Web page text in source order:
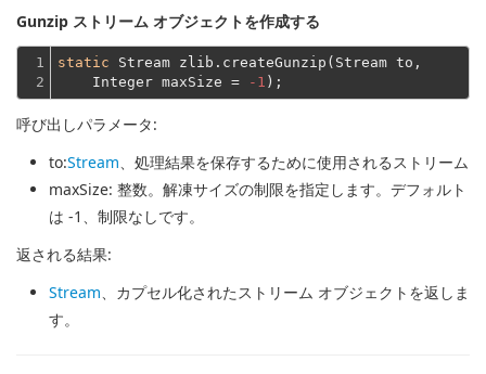
Gunzip ストリーム オブジェクトを作成する
1
2
static Stream zlib.createGunzip(Stream to,
    Integer maxSize =
-1
呼び出しパラメータ:
to:Stream、処理結果を保存するために使用されるストリーム
maxSize: 整数。解凍サイズの制限を指定します。デフォルト
は -1、制限なしです。
返される結果:
Stream、カプセル化されたストリーム オブジェクトを返しま
す。